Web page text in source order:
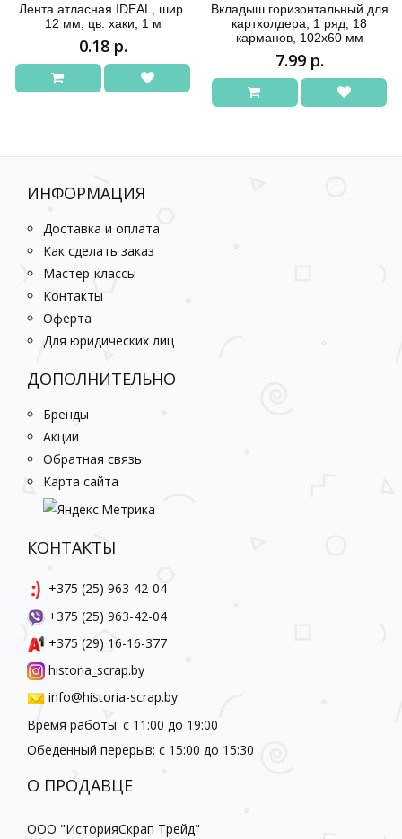
Лента атласная IDEAL, шир.
12 мм, цв. хаки, 1 м
0.18 р.
Вкладыш горизонтальный для
картхолдера, 1 ряд, 18
карманов, 102х60 мм
7.99 р.
ИНФОРМАЦИЯ
Доставка и оплата
Как сделать заказ
Мастер-классы
Контакты
Оферта
Для юридических лиц
ДОПОЛНИТЕЛЬНО
Бренды
Акции
Обратная связь
Карта сайта
КОНТАКТЫ
+375 (25) 963-42-04
+375 (25) 963-42-04
+375 (29) 16-16-377
historia_scrap.by
info@historia-scrap.by
Время работы: с 11:00 до 19:00
Обеденный перерыв: с 15:00 до 15:30
О ПРОДАВЦЕ
ООО "ИсторияСкрап Трейд"